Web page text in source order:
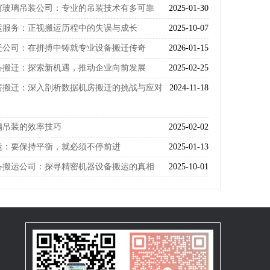
2025-01-30
璃吊装公司：专业的吊装技术有多可靠
2025-10-07
务：正视搬运历程中的失误与成长
2026-01-15
司：在拼搏中铸就专业设备搬迁传奇
2025-02-25
迁：探索新机遇，推动企业向前发展
2024-11-18
迁：深入剖析数据机房搬迁的挑战与应对
2025-02-02
装的效率技巧
2025-01-13
要保持平衡，就必须不停前进
2025-10-01
运公司：探寻精密机器设备搬运的真相